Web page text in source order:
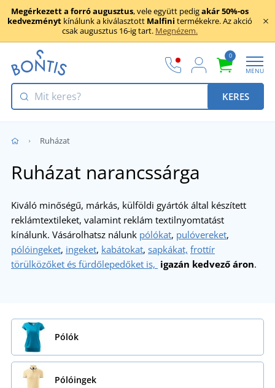
Megérkezett a forró augusztus, vele együtt pedigakár 50%-os
kedvezményt kínálunk a kiválasztott Malfini termékekre. Az akció
csak augusztus 16-ig tart. Megnézem.
0
MENU
KERES
Ruházat
Ruházat narancssárga
Kiváló minőségű, márkás, külföldi gyártók által készített
reklámtextileket, valamint reklám textilnyomtatást
kínálunk. Vásárolhatsz nálunk pólókat, pulóvereket,
pólóingeket, ingeket, kabátokat, sapkákat, frottír
törülközőket és fürdőlepedőket is, igazán kedvező áron.
Pólók
Pólóingek